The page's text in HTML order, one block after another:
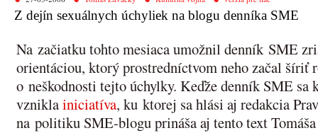
Z dejín sexuálnych úchyliek na blogu denníka SME
Na začiatku tohto mesiaca umožnil denník SME
orientáciou, ktorý prostredníctvom neho začal šíriť
o neškodnosti tejto úchylky. Keďže denník SME
vzniklainiciatíva, ku ktorej sa hlási aj redakcia
na politiku SME-blogu prináša aj tento text